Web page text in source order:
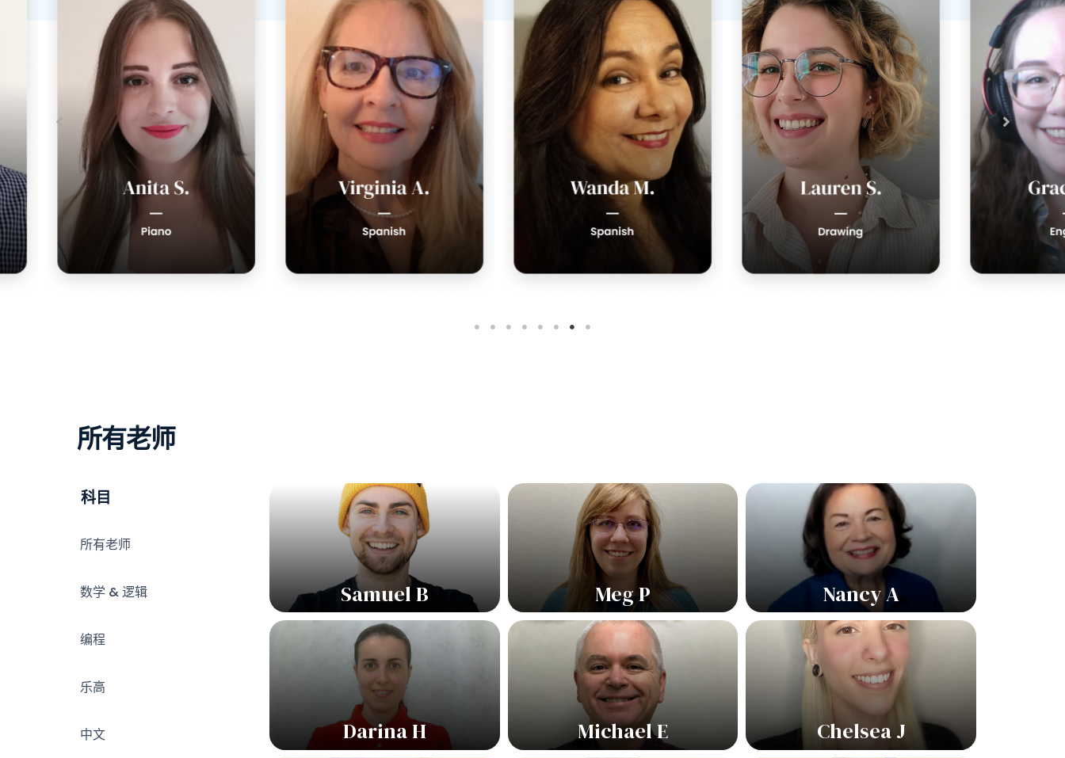
所有老师
科目
所有老师
数学 & 逻辑
编程
乐高
中文
Samuel B Meg P Nancy A
Darina H Michael E Chelsea J